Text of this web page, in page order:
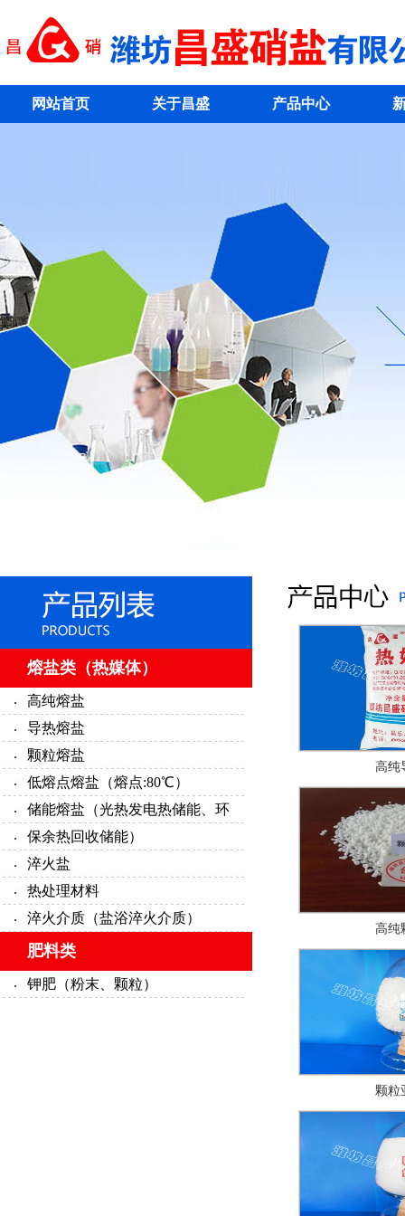
网站首页 关于昌盛 产品中心
熔盐类（热媒体）
高纯熔盐
导热熔盐
颗粒熔盐
低熔点熔盐（熔点:80℃）
储能熔盐（光热发电热储能、环
保余热回收储能）
淬火盐
热处理材料
淬火介质（盐浴淬火介质）
肥料类
钾肥（粉末、颗粒）
高纯
高纯
颗粒